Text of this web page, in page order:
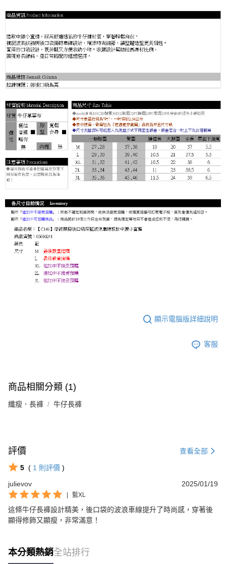
顯示電腦版詳細說明
客服
商品相關分類 (1)
纖瘦．長褲 牛仔長褲
評價 查看全部
5 ( 1 則評價 )
julievov
2025/01/19
| 藍XL
這條牛仔長褲設計精美，後口袋的波浪車線提升了時尚感，穿著後
顯得修飾又顯瘦，非常滿意！
本分類熱銷全站排行